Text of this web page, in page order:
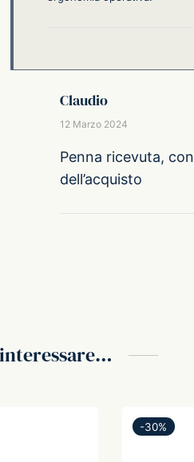
Claudio
12 Marzo 2024
Penna ricevuta,
dell’acquisto
-30%